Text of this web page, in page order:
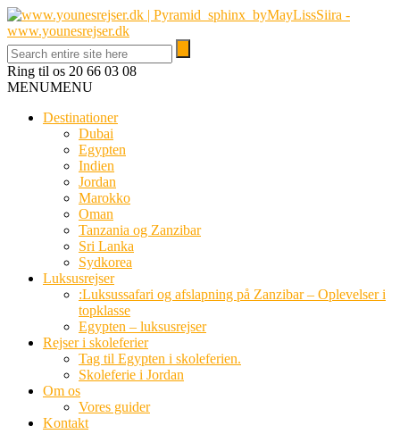
Ring til os 20 66 03 08
MENUMENU
Destinationer
Dubai
Egypten
Indien
Jordan
Marokko
Oman
Tanzania og Zanzibar
Sri Lanka
Sydkorea
Luksusrejser
:Luksussafari og afslapning på Zanzibar – Oplevelser i
topklasse
Egypten – luksusrejser
Rejser i skoleferier
Tag til Egypten i skoleferien.
Skoleferie i Jordan
Om os
Vores guider
Kontakt